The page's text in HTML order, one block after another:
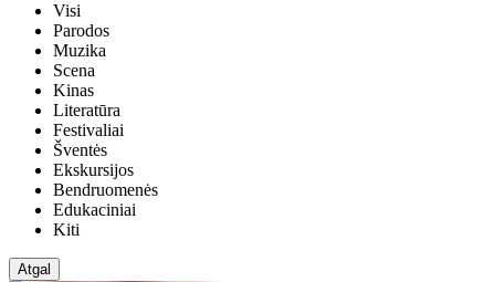
Visi
Parodos
Muzika
Scena
Kinas
Literatūra
Festivaliai
Šventės
Ekskursijos
Bendruomenės
Edukaciniai
Kiti
Atgal